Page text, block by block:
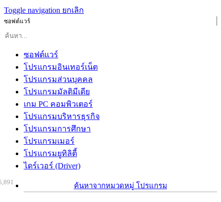
Toggle navigation ยกเลิก
ซอฟต์แวร์
ซอฟต์แวร์
โปรแกรมอินเทอร์เน็ต
โปรแกรมส่วนบุคคล
โปรแกรมมัลติมีเดีย
เกม PC คอมพิวเตอร์
โปรแกรมบริหารธุรกิจ
โปรแกรมการศึกษา
โปรแกรมเมอร์
โปรแกรมยูทิลิตี้
ไดร์เวอร์ (Driver)
ค้นหาจากหมวดหมู่ โปรแกรม